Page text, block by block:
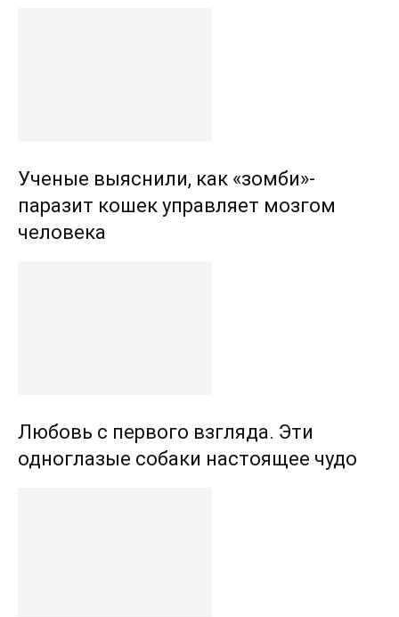
Ученые выяснили, как «зомби»-
паразит кошек управляет мозгом
человека
Любовь с первого взгляда. Эти
одноглазые собаки настоящее чудо